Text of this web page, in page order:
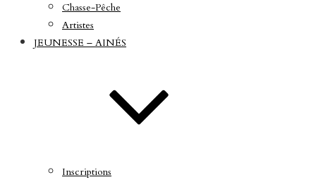
Chasse-Pêche
Artistes
JEUNESSE – AINÉS
Inscriptions